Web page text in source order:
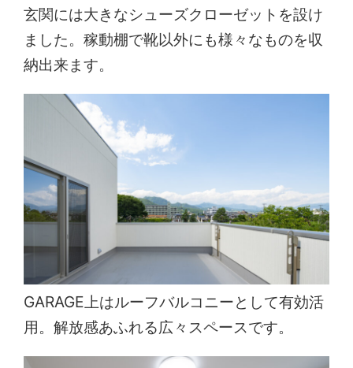
玄関には大きなシューズクローゼットを設け
ました。稼動棚で靴以外にも様々なものを収
納出来ます。
GARAGE上はルーフバルコニーとして有効活
用。解放感あふれる広々スペースです。